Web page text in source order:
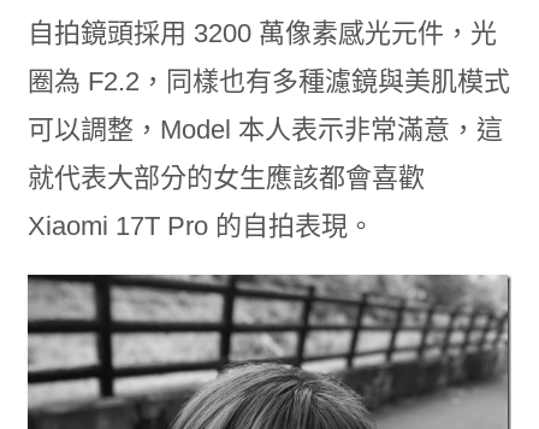
自拍鏡頭採用 3200 萬像素感光元件，光
圈為 F2.2，同樣也有多種濾鏡與美肌模式
可以調整，Model 本人表示非常滿意，這
就代表大部分的女生應該都會喜歡
Xiaomi 17T Pro 的自拍表現。